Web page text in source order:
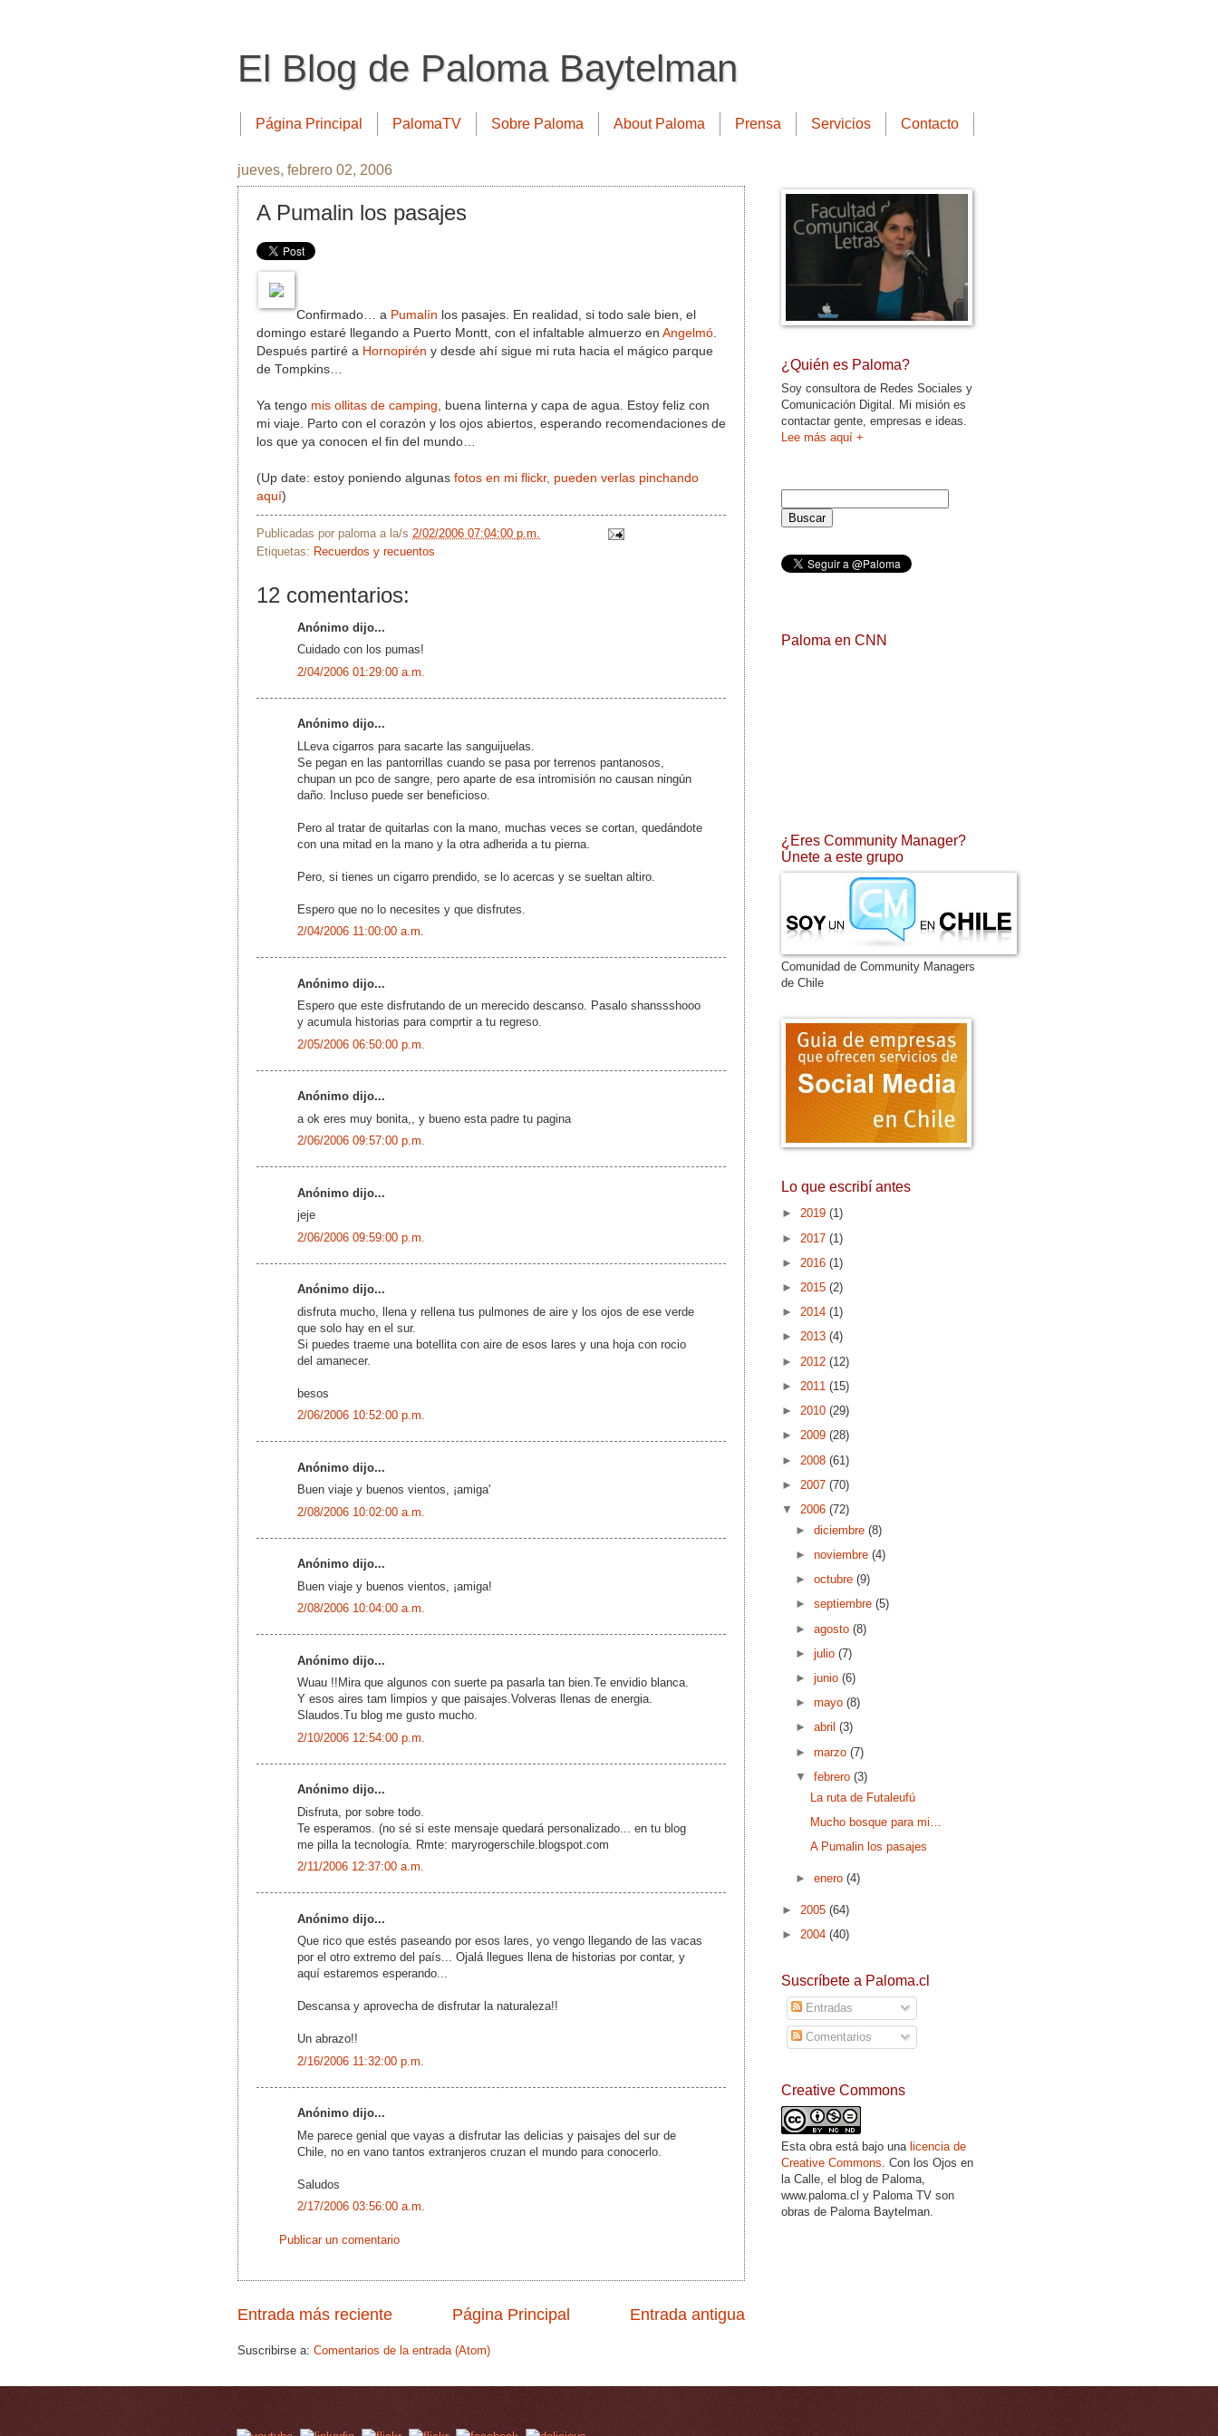
El Blog de Paloma Baytelman
Página Principal PalomaTV Sobre Paloma About Paloma Prensa Servicios Contacto
jueves, febrero 02, 2006
A Pumalin los pasajes
Confirmado… a Pumalín los pasajes. En realidad, si todo sale bien, el
domingo estaré llegando a Puerto Montt, con el infaltable almuerzo en Angelmó
Después partiré a Hornopirén y desde ahí sigue mi ruta hacia el mágico parque
de Tompkins…
Ya tengo mis ollitas de camping , buena linterna y capa de agua. Estoy feliz con
mi viaje. Parto con el corazón y los ojos abiertos, esperando recomendaciones de
los que ya conocen el fin del mundo…
(Up date: estoy poniendo algunas fotos en mi flickr, pueden verlas pinchando
aquí)
Publicadas por paloma a la/s 2/02/2006 07:04:00 p.m.
Etiquetas: Recuerdos y recuentos
12 comentarios:
Anónimo dijo...
Cuidado con los pumas!
2/04/2006 01:29:00 a.m.
Anónimo dijo...
LLeva cigarros para sacarte las sanguijuelas.
Se pegan en las pantorrillas cuando se pasa por terrenos pantanosos,
chupan un pco de sangre, pero aparte de esa intromisión no causan ningún
daño. Incluso puede ser beneficioso.
Pero al tratar de quitarlas con la mano, muchas veces se cortan, quedándote
con una mitad en la mano y la otra adherida a tu pierna.
Pero, si tienes un cigarro prendido, se lo acercas y se sueltan altiro.
Espero que no lo necesites y que disfrutes.
2/04/2006 11:00:00 a.m.
Anónimo dijo...
Espero que este disfrutando de un merecido descanso. Pasalo shanssshooo
y acumula historias para comprtir a tu regreso.
2/05/2006 06:50:00 p.m.
Anónimo dijo...
a ok eres muy bonita,, y bueno esta padre tu pagina
2/06/2006 09:57:00 p.m.
Anónimo dijo...
jeje
2/06/2006 09:59:00 p.m.
Anónimo dijo...
disfruta mucho, llena y rellena tus pulmones de aire y los ojos de ese verde
que solo hay en el sur.
Si puedes traeme una botellita con aire de esos lares y una hoja con rocio
del amanecer.
besos
2/06/2006 10:52:00 p.m.
Anónimo dijo...
Buen viaje y buenos vientos, ¡amiga'
2/08/2006 10:02:00 a.m.
Anónimo dijo...
Buen viaje y buenos vientos, ¡amiga!
2/08/2006 10:04:00 a.m.
Anónimo dijo...
Wuau !!Mira que algunos con suerte pa pasarla tan bien.Te envidio blanca.
Y esos aires tam limpios y que paisajes.Volveras llenas de energia.
Slaudos.Tu blog me gusto mucho.
2/10/2006 12:54:00 p.m.
Anónimo dijo...
Disfruta, por sobre todo.
Te esperamos. (no sé si este mensaje quedará personalizado... en tu blog
me pilla la tecnología. Rmte: maryrogerschile.blogspot.com
2/11/2006 12:37:00 a.m.
Anónimo dijo...
Que rico que estés paseando por esos lares, yo vengo llegando de las vacas
por el otro extremo del país... Ojalá llegues llena de historias por contar, y
aquí estaremos esperando...
Descansa y aprovecha de disfrutar la naturaleza!!
Un abrazo!!
2/16/2006 11:32:00 p.m.
Anónimo dijo...
Me parece genial que vayas a disfrutar las delicias y paisajes del sur de
Chile, no en vano tantos extranjeros cruzan el mundo para conocerlo.
Saludos
2/17/2006 03:56:00 a.m.
Publicar un comentario
Entrada más reciente Entrada antigua
Página Principal
Suscribirse a: Comentarios de la entrada (Atom)
¿Quién es Paloma?
Soy consultora de Redes Sociales y
Comunicación Digital. Mi misión es
contactar gente, empresas e ideas.
Lee más aquí +
Paloma en CNN
¿Eres Community Manager?
Únete a este grupo
Comunidad de Community Managers
de Chile
Lo que escribí antes
► 2019 (1)
► 2017 (1)
► 2016 (1)
► 2015 (2)
► 2014 (1)
► 2013 (4)
► 2012 (12)
► 2011 (15)
► 2010 (29)
► 2009 (28)
► 2008 (61)
► 2007 (70)
▼ 2006 (72)
►diciembre(8)
►noviembre(4)
►octubre(9)
►septiembre(5)
►agosto(8)
►julio(7)
►junio(6)
►mayo(8)
►abril(3)
►marzo(7)
▼febrero(3)
La ruta de Futaleufú
Mucho bosque para mi…
A Pumalin los pasajes
►enero(4)
► 2005 (64)
► 2004 (40)
Suscríbete a Paloma.cl
Entradas
Comentarios
Creative Commons
Esta obra está bajo una licencia de
Creative Commons . Con los Ojos en
la Calle, el blog de Paloma,
www.paloma.cl y Paloma TV son
obras de Paloma Baytelman.